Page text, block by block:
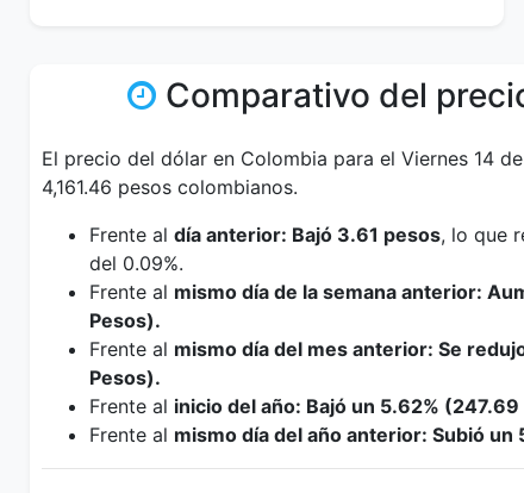
Comparativo del
El precio del dólar en Colombia para el Viernes 14
4,161.46 pesos colombianos.
Frente al día anterior: Bajó 3.61 pesos, lo que
del 0.09%.
Frente al mismo día de la semana anterior:
Pesos).
Frente al mismo día del mes anterior: Se
Pesos).
Frente al inicio del año: Bajó un 5.62%
Frente al mismo día del año anterior: Subió